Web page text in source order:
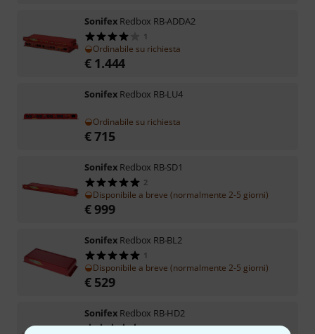
Sonifex Redbox RB-ADDA2
1
Ordinabile su richiesta
€ 1.444
Sonifex Redbox RB-LU4
Ordinabile su richiesta
€715
Sonifex Redbox RB-SD1
2
Disponibile a breve (normalmente 2-5 giorni)
€999
Sonifex Redbox RB-BL2
1
Disponibile a breve (normalmente 2-5 giorni)
€ 529
Sonifex Redbox RB-HD2
2